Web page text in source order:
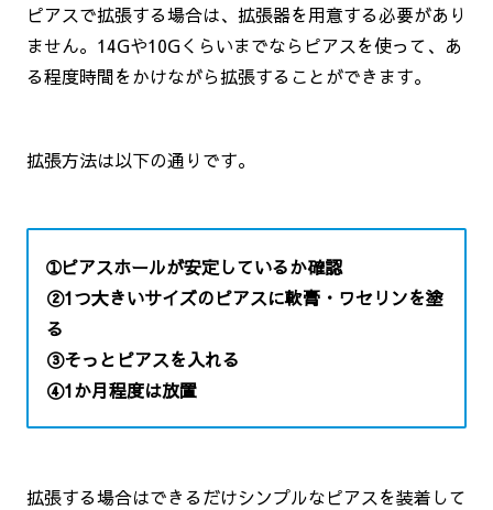
ピアスで拡張する場合は、拡張器を用意する必要があり
ません。14Gや10Gくらいまでならピアスを使って、あ
る程度時間をかけながら拡張することができます。
拡張方法は以下の通りです。
➀ピアスホールが安定しているか確認
②1つ大きいサイズのピアスに軟膏・ワセリンを塗
る
③そっとピアスを入れる
④1か月程度は放置
拡張する場合はできるだけシンプルなピアスを装着して